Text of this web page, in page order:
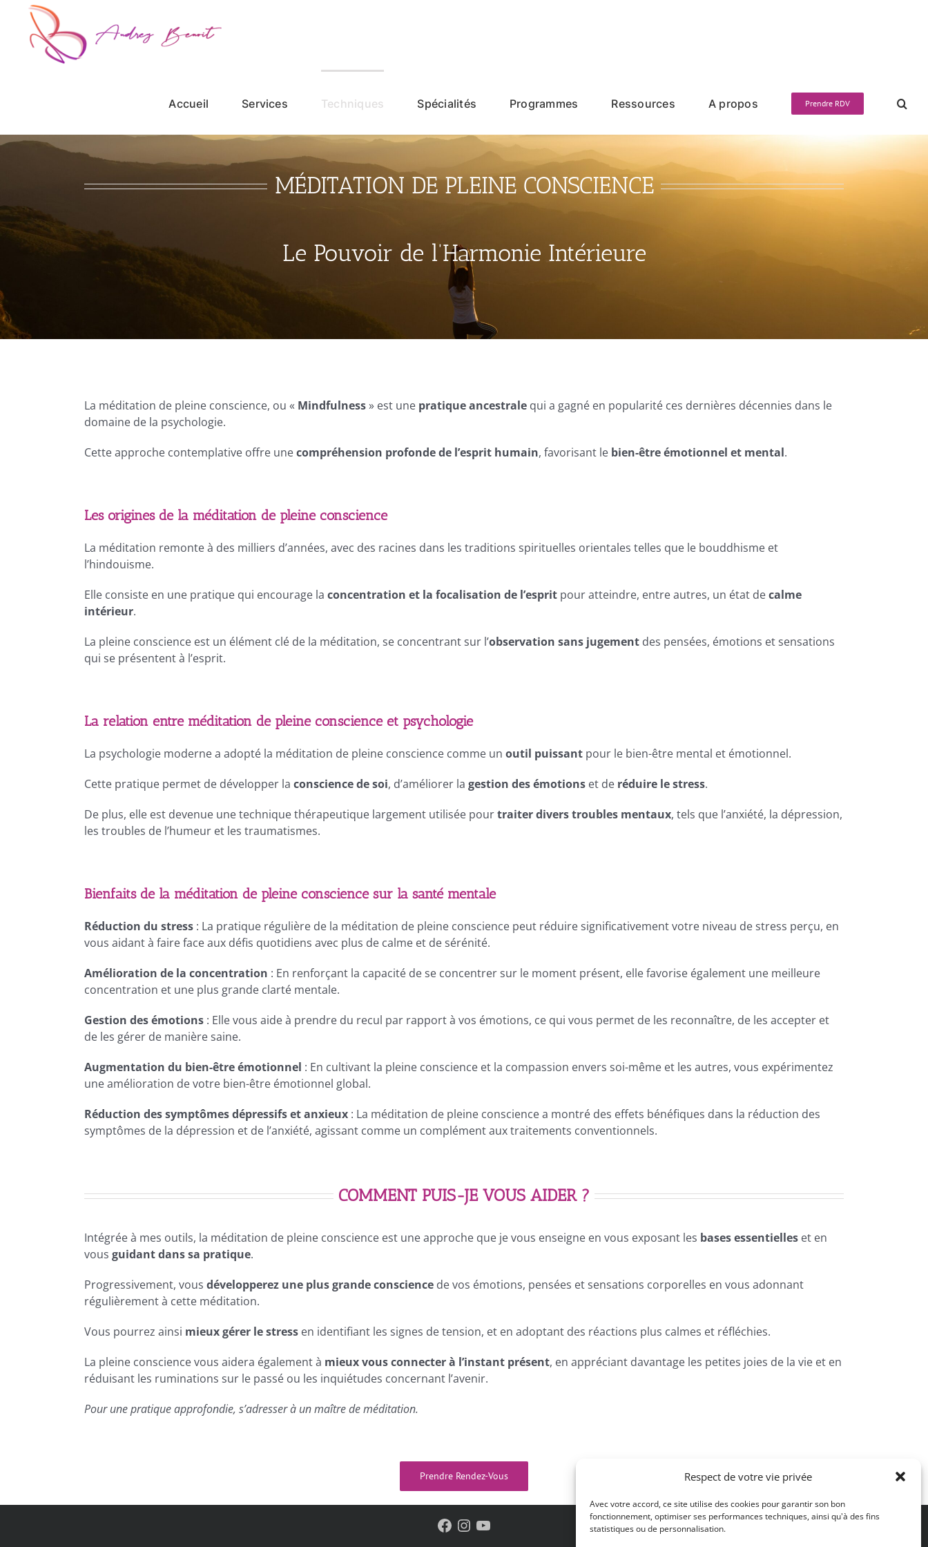
Respect de votre vie privée
Avec votre accord, ce site utilise des cookies pour garantir son bon
fonctionnement, optimiser ses performances techniques, ainsi qu'à des fins
statistiques ou de personnalisation.
Passer
contenu
Accueil Services Techniques Spécialités Programmes Ressources A propos Prendre RDV
MÉDITATION DE PLEINE CONSCIENCE
Le Pouvoir de l’Harmonie Intérieure
La méditation de pleine conscience, ou « Mindfulness» est une pratique ancestralequi a gagné en popularité ces dernières décennies dans le
domaine de la psychologie.
Cette approche contemplative offre unecompréhension profonde de l’esprit humain, favorisant le bien-être émotionnel et mental.
Les origines de la méditation de pleine conscience
La méditation remonte à des milliers d’années, avec des racines dans les traditions spirituelles orientales telles que le bouddhisme et
l’hindouisme.
Elle consiste en une pratique qui encourage la concentration et la focalisation de l’espritpour atteindre, entre autres, un état decalme
intérieur.
La pleine conscience est un élément clé de la méditation, se concentrant sur l’observation sans jugementdes pensées, émotions et sensations
qui se présentent à l’esprit.
La relation entre méditation de pleine conscience et psychologie
La psychologie moderne a adopté la méditation de pleine conscience comme un outil puissantpour le bien-être mental et émotionnel.
Cette pratique permet de développer la conscience de soi, d’améliorer la gestion des émotions et de réduire le stress.
De plus, elle est devenue une technique thérapeutique largement utilisée pourtraiter divers troubles mentaux, tels que l’anxiété, la dépression,
les troubles de l’humeur et les traumatismes.
Bienfaits de la méditation de pleine conscience sur la santé mentale
Réduction du stress: La pratique régulière de la méditation de pleine conscience peut réduire significativement votre niveau de stress perçu, en
vous aidant à faire face aux défis quotidiens avec plus de calme et de sérénité.
Amélioration de la concentration : En renforçant la capacité de se concentrer sur le moment présent, elle favorise également une meilleure
concentration et une plus grande clarté mentale.
Gestion des émotions: Elle vous aide à prendre du recul par rapport à vos émotions, ce qui vous permet de les reconnaître, de les accepter et
de les gérer de manière saine.
Augmentation du bien-être émotionnel : En cultivant la pleine conscience et la compassion envers soi-même et les autres, vous expérimentez
une amélioration de votre bien-être émotionnel global.
Réduction des symptômes dépressifs et anxieux: La méditation de pleine conscience a montré des effets bénéfiques dans la réduction des
symptômes de la dépression et de l’anxiété, agissant comme un complément aux traitements conventionnels.
COMMENT PUIS-JE VOUS AIDER ?
Intégrée à mes outils, la méditation de pleine conscience est une approche que je vous enseigne en vous exposant les bases essentielleset en
vous guidant dans sa pratique.
Progressivement, vous développerez une plus grande conscience de vos émotions, pensées et sensations corporelles en vous adonnant
régulièrement à cette méditation.
Vous pourrez ainsi mieux gérer le stressen identifiant les signes de tension, et en adoptant des réactions plus calmes et réfléchies.
La pleine conscience vous aidera également à mieux vous connecter à l’instant présent, en appréciant davantage les petites joies de la vie et en
réduisant les ruminations sur le passé ou les inquiétudes concernant l’avenir.
Pour une pratique approfondie, s’adresser à un maître de méditation.
Prendre Rendez-Vous
Facebook
Instagram
YouTube